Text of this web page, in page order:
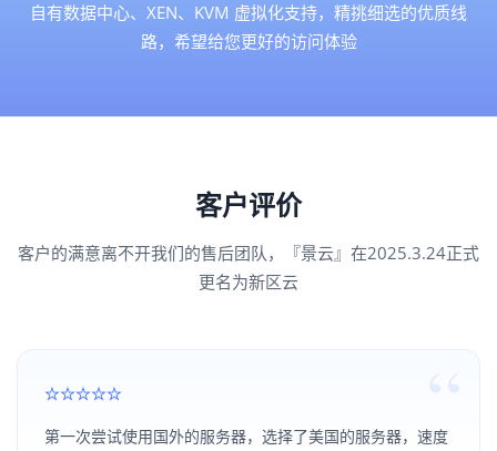
自有数据中心、XEN、KVM 虚拟化支持，精挑细选的优质线
路，希望给您更好的访问体验
客户评价
客户的满意离不开我们的售后团队，『景云』在2025.3.24正式
更名为新区云
第一次尝试使用国外的服务器，选择了美国的服务器，速度